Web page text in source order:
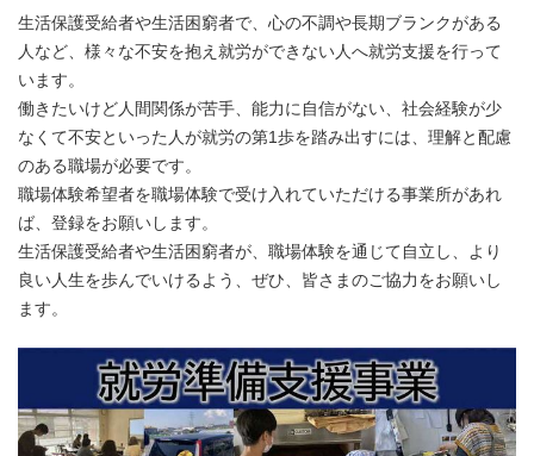
生活保護受給者や生活困窮者で、心の不調や長期ブランクがある
人など、様々な不安を抱え就労ができない人へ就労支援を行って
います。
働きたいけど人間関係が苦手、能力に自信がない、社会経験が少
なくて不安といった人が就労の第1歩を踏み出すには、理解と配慮
のある職場が必要です。
職場体験希望者を職場体験で受け入れていただける事業所があれ
ば、登録をお願いします。
生活保護受給者や生活困窮者が、職場体験を通じて自立し、より
良い人生を歩んでいけるよう、ぜひ、皆さまのご協力をお願いし
ます。